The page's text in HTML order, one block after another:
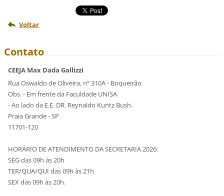
Voltar
Contato
CEEJA Max Dada Gallizzi
Rua Oswaldo de Oliveira, nº 310A - Boqueirão
Obs. - Em frente da Faculdade UNISA
- Ao lado da E.E. DR. Reynaldo Kuntz Bush.
Praia Grande - SP
11701-120
HORÁRIO DE ATENDIMENTO DA SECRETARIA 2026:
SEG das 09h às 20h
TER/QUA/QUI das 09h às 21h
SEX das 09h às 20h.